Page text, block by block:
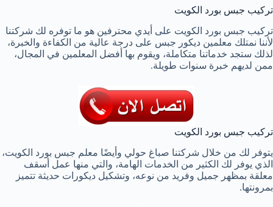
تركيب جبس بورد الكويت
تركيب جبس بورد الكويت على أيدي محترفين هو ما توفره لك شركتنا
لأننا نمتلك معلمين ديكور جبس على درجة عالية من الكفاءة والخبرة،
لذلك ستجد خدماتنا متكاملة، ويقوم بها أفضل المعلمين في المجال،
ممن لديهم خبرة سنوات طويلة.
تركيب جبس بورد الكويت
يتوفر لك من خلال شركتنا صباغ حولي وأيضًا معلم جبس بورد الكويت،
الذي يوفر لك الكثير من الخدمات الهامة، والتي منها عمل أسقف
معلقة بمظهر جميل وفريد من نوعه، وتشكيل ديكورات حديثة تتميز
بمرونتها.